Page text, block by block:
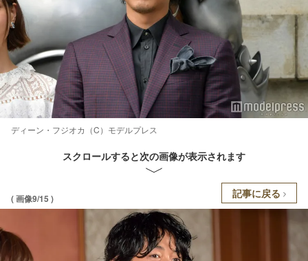
ディーン・フジオカ（C）モデルプレス
スクロールすると次の画像が表示されます
( 画像9/15 ) 記事に戻る